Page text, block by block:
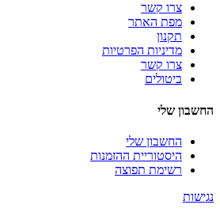
צרו קשר
מפת האתר
תקנון
מדיניות הפרטיות
צרו קשר
ביטולים
החשבון שלי
החשבון שלי
היסטוריית ההזמנות
רשימת תפוצה
נגישות